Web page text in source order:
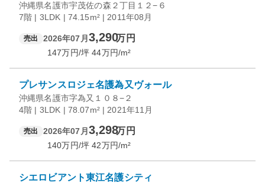
沖縄県名護市宇茂佐の森２丁目１２−６
7階 | 3LDK | 74.15m² | 2011年08月
売出 2026年07月 3,290万円
147万円/坪 44万円/m²
プレサンスロジェ名護為又ヴォール
沖縄県名護市字為又１０８−２
4階 | 3LDK | 78.07m² | 2021年11月
売出 2026年07月 3,298万円
140万円/坪 42万円/m²
シエロビアント東江名護シティ